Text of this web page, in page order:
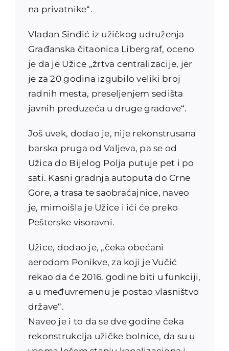
na privatnike“.
Vladan Sinđić iz užičkog udruženja
Građanska čitaonica Libergraf, oceno
je da je Užice „žrtva centralizacije, jer
je za 20 godina izgubilo veliki broj
radnih mesta, preseljenjem sedišta
javnih preduzeća u druge gradove“.
Još uvek, dodao je, nije rekonstrusana
barska pruga od Valjeva, pa se od
Užica do Bijelog Polja putuje pet i po
sati. Kasni gradnja autoputa do Crne
Gore, a trasa te saobraćajnice, naveo
je, mimoišla je Užice i ići će preko
Pešterske visoravni.
Užice, dodao je, „čeka obećani
aerodom Ponikve, za koji je Vučić
rekao da će 2016. godine biti u funkciji,
a u međuvremenu je postao vlasništvo
države“.
Naveo je i to da se dve godine čeka
rekonstrukcija užičke bolnice, da su u